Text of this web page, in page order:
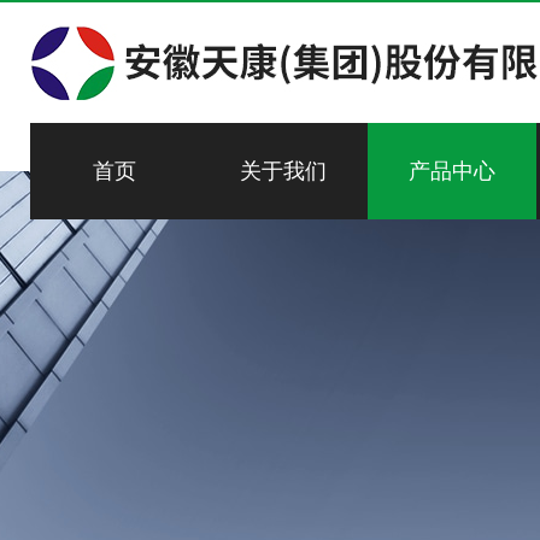
首页 关于我们 产品中心